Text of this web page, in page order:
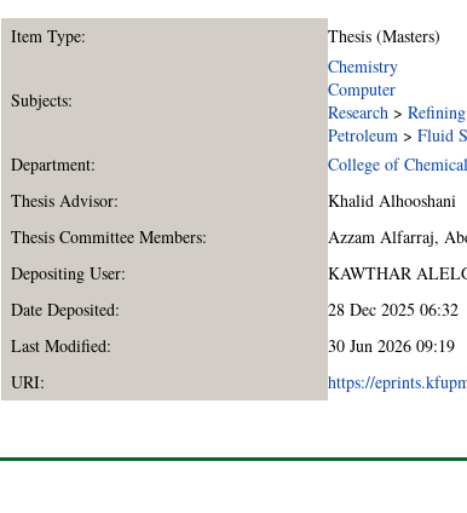
Item Type: Thesis (Masters)
Subjects:
Chemistry
Computer
Research> Refining
Petroleum> Fluid
Department:
College of
Thesis Advisor:
Khalid Alhooshani
Thesis Committee Members:
Azzam Alfarraj,
Depositing User:
KAWTHAR
Date Deposited:
28 Dec 2025 06:32
Last Modified:
30 Jun 2026 09:19
URI:
https://